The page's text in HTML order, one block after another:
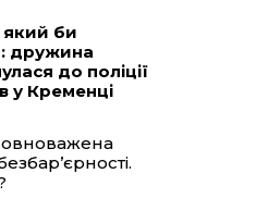
який би
дружина
до поліції
у Кременці